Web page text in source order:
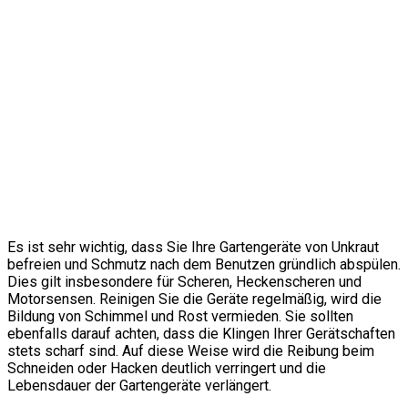
Es ist sehr wichtig, dass Sie Ihre Gartengeräte von Unkraut
befreien und Schmutz nach dem Benutzen gründlich abspülen.
Dies gilt insbesondere für Scheren, Heckenscheren und
Motorsensen. Reinigen Sie die Geräte regelmäßig, wird die
Bildung von Schimmel und Rost vermieden. Sie sollten
ebenfalls darauf achten, dass die Klingen Ihrer Gerätschaften
stets scharf sind. Auf diese Weise wird die Reibung beim
Schneiden oder Hacken deutlich verringert und die
Lebensdauer der Gartengeräte verlängert.